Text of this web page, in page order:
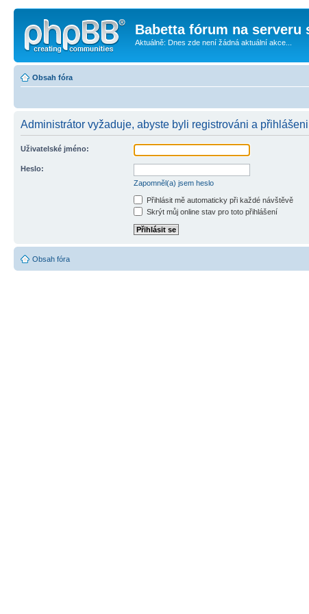
Babetta fórum na serveru
Aktuálně: Dnes zde není žádná aktuální akce...
Obsah fóra
Administrátor vyžaduje, abyste byli registrováni a
Uživatelské jméno:
Heslo:
Zapomněl(a) jsem heslo
Přihlásit mě automaticky při každé návštěvě
Skrýt můj online stav pro toto přihlášení
Obsah fóra